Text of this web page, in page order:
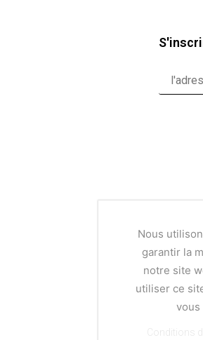
Conditions
Nous
garantir la
notre site
utiliser ce
vous